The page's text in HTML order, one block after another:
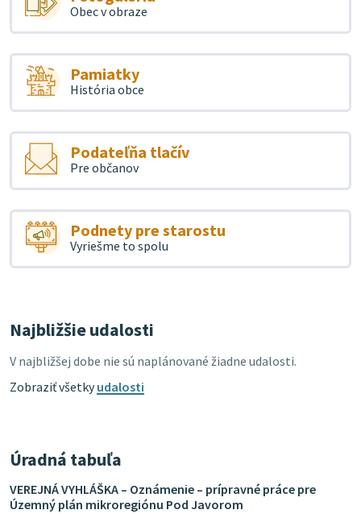
Obec v obraze
Pamiatky
História obce
Podateľňa tlačív
Pre občanov
Podnety pre starostu
Vyriešme to spolu
Najbližšie udalosti
V najbližšej dobe nie sú naplánované žiadne udalosti.
Zobraziť všetkyudalosti
Úradná tabuľa
VEREJNÁ VYHLÁŠKA – Oznámenie – prípravné práce pre
Územný plán mikroregiónu Pod Javorom